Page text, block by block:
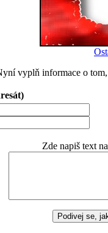
vyplň informace o
Zde napiš text